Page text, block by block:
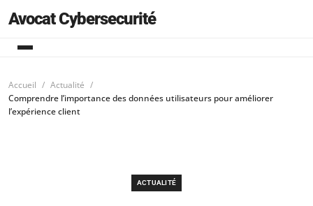
Avocat Cybersecurité
Accueil
Actualité
Comprendre l’importance des données utilisateurs pour améliorer
l’expérience client
ACTUALITÉ